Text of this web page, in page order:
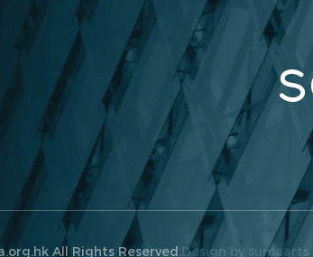
All Rights Reserved.Design by sumaarts